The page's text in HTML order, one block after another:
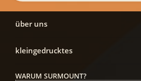
über uns
kleingedrucktes
WARUM SURMOUNT?